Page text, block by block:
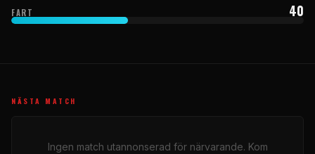
FART 40
NÄSTA MATCH
Ingen match utannonserad för närvarande. Kom